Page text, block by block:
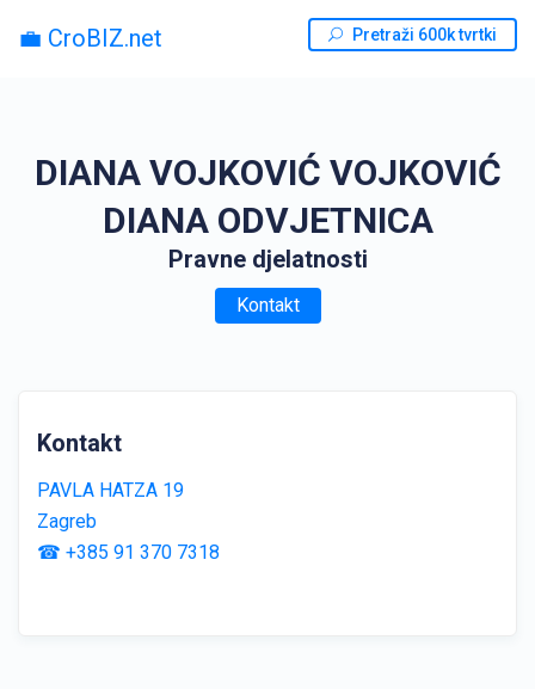
💼 CroBIZ.net Pretraži 600k tvrtki
DIANA VOJKOVIĆ VOJKOVIĆ
DIANA ODVJETNICA
Pravne djelatnosti
Kontakt
Kontakt
PAVLA HATZA 19
Zagreb
☎ +385 91 370 7318